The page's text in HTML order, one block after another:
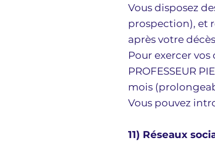
Vous disposez
prospection), et
après votre
Pour exercer
PROFESSEUR
mois
Vous pouvez
11) Réseaux